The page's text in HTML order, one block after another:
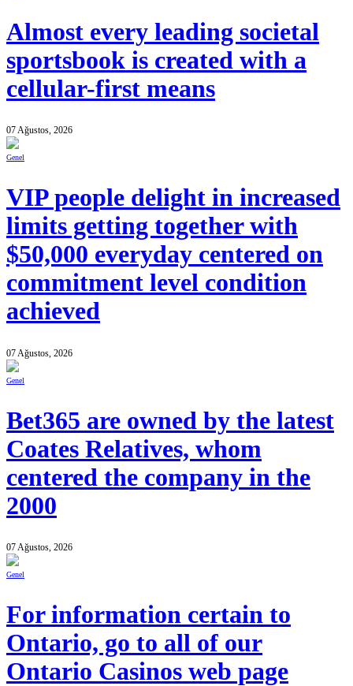
Almost every leading societal
sportsbook is created with a
cellular-first means
07 Ağustos, 2026
Genel
VIP people delight in increased
limits getting together with
$50,000 everyday centered on
commitment level condition
achieved
07 Ağustos, 2026
Genel
Bet365 are owned by the latest
Coates Relatives, whom
centered the company in the
2000
07 Ağustos, 2026
Genel
For information certain to
Ontario, go to all of our
Ontario Casinos web page